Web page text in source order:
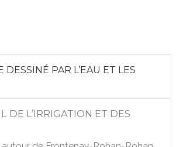
DESSINÉ PAR L’EAU ET LES
DE L’IRRIGATION ET DES